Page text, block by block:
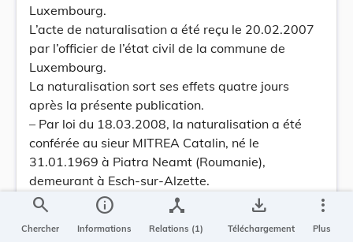
Luxembourg.
L’acte de naturalisation a été reçu le 20.02.2007
par l’officier de l’état civil de la commune de
Luxembourg.
La naturalisation sort ses effets quatre jours
après la présente publication.
– Par loi du 18.03.2008, la naturalisation a été
conférée au sieur MITREA Catalin, né le
31.01.1969 à Piatra Neamt (Roumanie),
demeurant à Esch-sur-Alzette.
L’acte de naturalisation a été reçu le 18.02.2004
par l’officier de l’état civil de la commune d’Esch-
search
Chercher
info
Informations
device_hub
Relations (1)
save_alt
Téléchargement
more_vert
Plus